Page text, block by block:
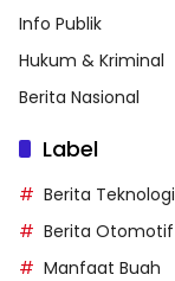
Info Publik
Hukum & Kriminal
Berita Nasional
Label
Berita Teknologi
Berita Otomotif
Manfaat Buah